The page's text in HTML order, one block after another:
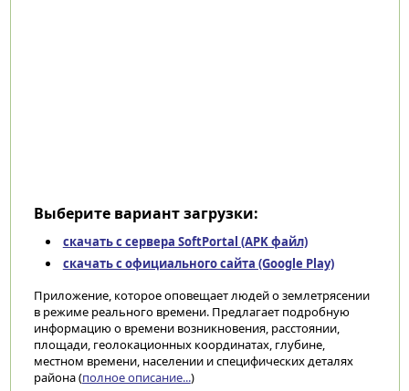
Выберите вариант загрузки:
скачать с сервера SoftPortal (APK файл)
скачать с официального сайта (Google Play)
Приложение, которое оповещает людей о землетрясении
в режиме реального времени. Предлагает подробную
информацию о времени возникновения, расстоянии,
площади, геолокационных координатах, глубине,
местном времени, населении и специфических деталях
района (полное описание...)